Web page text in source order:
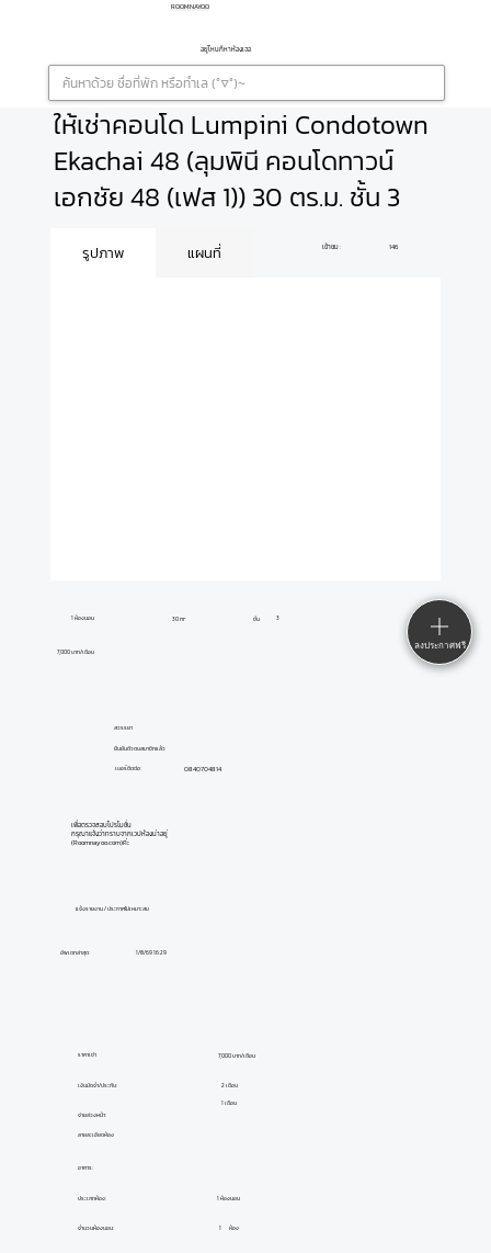
ROOMNAYOO
อยู่ไหนก็หาห้องเจอ
ให้เช่าคอนโด Lumpini Condotown
Ekachai 48 (ลุมพินี คอนโดทาวน์
เอกชัย 48 (เฟส 1)) 30 ตร.ม. ชั้น 3
สวรรยา
เบอร์ติดต่อ:
ยืนยันตัวตนสมาชิกแล้ว
อัพเดทล่าสุด: 1/8/69 16:29
0840704814
เพื่อตรวจสอบโปรโมชั่น
กรุณาแจ้งว่าทราบจากเวปห้องน่าอยู่
(Roomnayoo.com)ค่ะ
แจ้งรายงาน / ประกาศไม่เหมาะสม
1 ห้องนอน 3
ชั้น
30 m²
7,000 บาท/เดือน
รูปภาพ แผนที่ เข้าชม : 146
ลายละเอียดห้อง
อาคาร:
ประเภทห้อง:
จำนวนห้องนอน:
1 ห้องนอน
1 ห้อง
ราคาเช่า
เงินมัดจำ/ประกัน:
จ่ายล่วงหน้า:
7,000 บาท/เดือน
2 เดือน
1 เดือน
ลงประกาศฟรี